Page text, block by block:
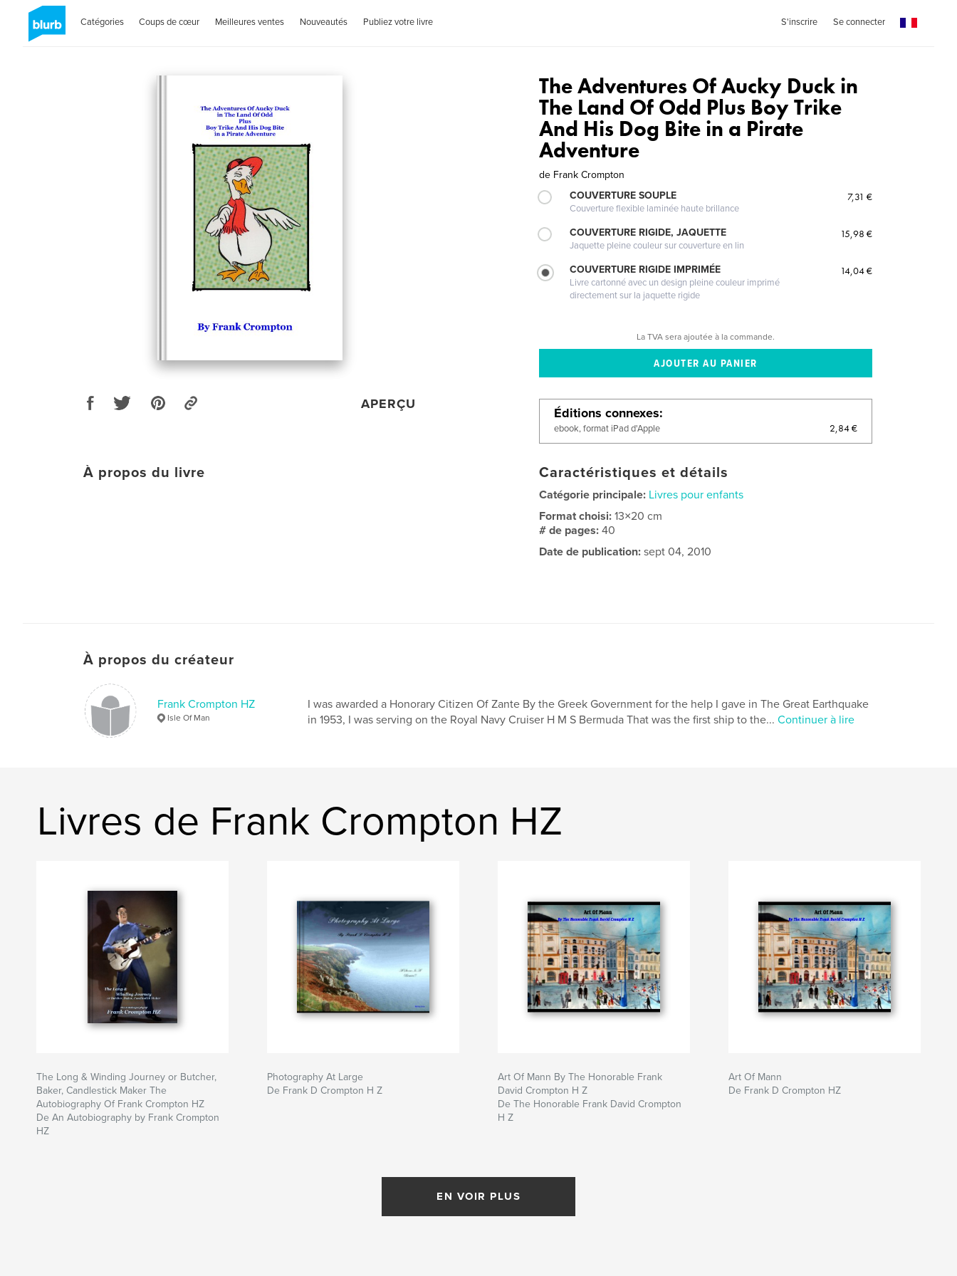
Catégories Coups de cœur Meilleures ventes Nouveautés Publiez votre livre S'inscrire Se connecter
APERÇU
The Adventures Of Aucky Duck in
The Land Of Odd Plus Boy Trike
And His Dog Bite in a Pirate
Adventure
de Frank Crompton
COUVERTURE SOUPLE
Couverture flexible laminée haute brillance
7,31 €
COUVERTURE RIGIDE, JAQUETTE
Jaquette pleine couleur sur couverture en lin
15,98 €
COUVERTURE RIGIDE IMPRIMÉE
Livre cartonné avec un design pleine couleur imprimé
directement sur la jaquette rigide
14,04 €
La TVA sera ajoutée à la commande.
Éditions connexes
ebook, format iPad d'Apple 2,84 €
À propos du livre Caractéristiques et détails
Catégorie principale: Livres pour enfants
Format choisi:13×20 cm
# de pages:40
Date de publication: sept 04, 2010
À propos du créateur
Frank Crompton HZ
Isle Of Man
I was awarded a Honorary Citizen Of Zante By the Greek Government for the help I gave in The Great Earthquake
in 1953, I was serving on the Royal Navy Cruiser H M S Bermuda That was the first ship to the... Continuer à lire
Livres de Frank Crompton HZ
The Long & Winding Journey or Butcher,
Baker, Candlestick Maker The
Autobiography Of Frank Crompton HZ
De An Autobiography by Frank Crompton
HZ
Photography At Large
De Frank D Crompton H Z
Art Of Mann By The Honorable Frank
David Crompton H Z
De The Honorable Frank David Crompton
H Z
Art Of Mann
De Frank D Crompton HZ
EN VOIR PLUS